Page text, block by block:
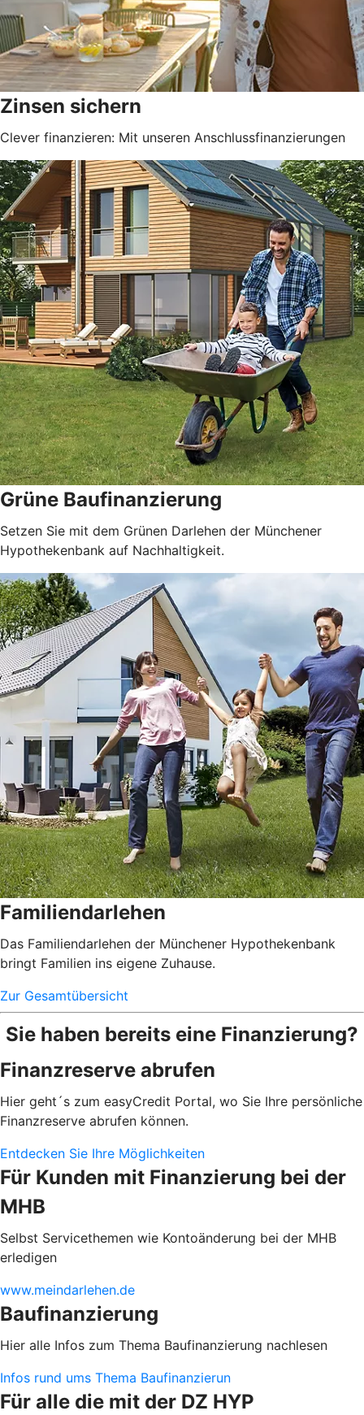
Zinsen sichern
Clever finanzieren: Mit unseren Anschlussfinanzierungen
Grüne Baufinanzierung
Setzen Sie mit dem Grünen Darlehen der Münchener
Hypothekenbank auf Nachhaltigkeit.
Familiendarlehen
Das Familiendarlehen der Münchener Hypothekenbank
bringt Familien ins eigene Zuhause.
Zur Gesamtübersicht
Sie haben bereits eine Finanzierung?
Finanzreserve abrufen
Hier geht´s zum easyCredit Portal, wo Sie Ihre persönliche
Finanzreserve abrufen können.
Entdecken Sie Ihre Möglichkeiten
Für Kunden mit Finanzierung bei der
MHB
Selbst Servicethemen wie Kontoänderung bei der MHB
erledigen
www.meindarlehen.de
Baufinanzierung
Hier alle Infos zum Thema Baufinanzierung nachlesen
Infos rund ums Thema Baufinanzierun
Für alle die mit der DZ HYP